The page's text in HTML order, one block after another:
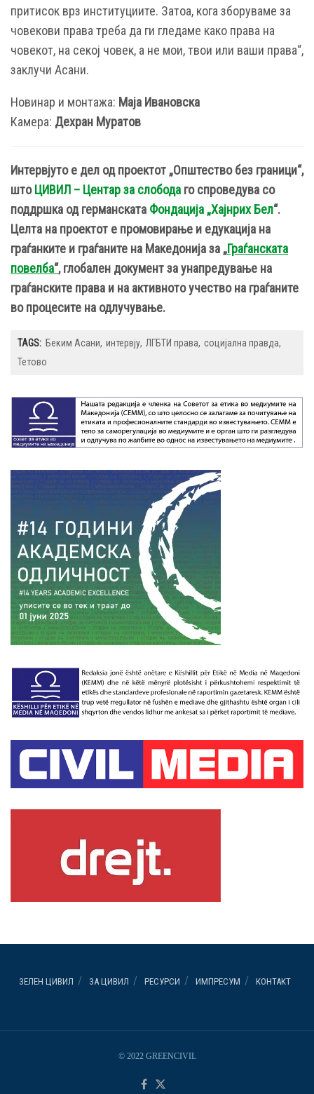
притисок врз институциите. Затоа, кога зборуваме за
човекови права треба да ги гледаме како права на
човекот, на секој човек, а не мои, твои или ваши права“,
заклучи Асани.
Новинар и монтажа: Маја Ивановска
Камера: Дехран Муратов
Интервјуто е дел од проектот „Општество без граници“,
штоЦИВИЛ – Центар за слобода го спроведува со
поддршка од германската Фондација „Хајнрих Бел“.
Целта на проектот е промовирање и едукација на
граѓанките и граѓаните на Македонија за „Граѓанската
повелба“, глобален документ за унапредување на
граѓанските права и на активното учество на граѓаните
во процесите на одлучување.
TAGS: Беким Асани интервју ЛГБТИ права социјална правда
Тетово
ЗЕЛЕН ЦИВИЛ ЗА ЦИВИЛ РЕСУРСИ ИМПРЕСУМ КОНТАКТ
© 2022 GREENCIVIL